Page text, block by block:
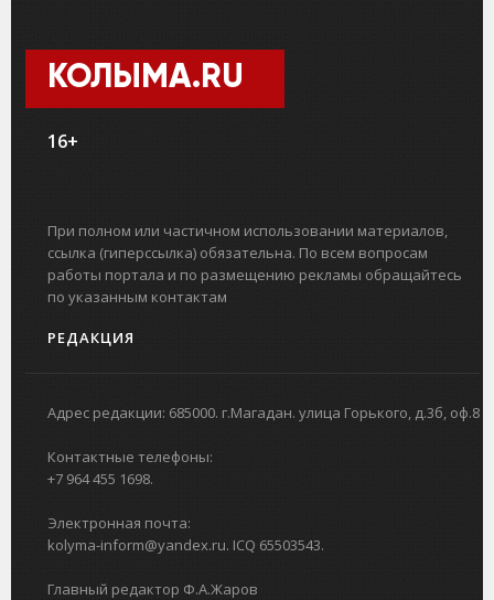
КОЛЫМА.RU
16+
При полном или частичном использовании материалов,
ссылка (гиперссылка) обязательна. По всем вопросам
работы портала и по размещению рекламы обращайтесь
по указанным контактам
РЕДАКЦИЯ
Адрес редакции: 685000. г.Магадан. улица Горького, д.3б, оф.8
Контактные телефоны:
+7 964 455 1698.
Электронная почта:
kolyma-inform@yandex.ru. ICQ 65503543.
Главный редактор Ф.А.Жаров